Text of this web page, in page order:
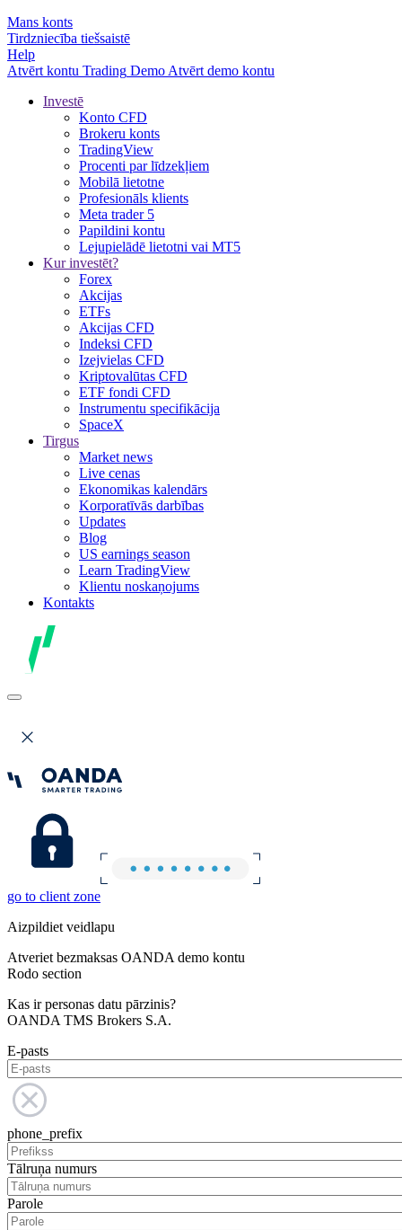
Mans konts
Tirdzniecība tiešsaistē
Help
Atvērt kontu Trading Demo Atvērt demo kontu
Investē
Konto CFD
Brokeru konts
TradingView
Procenti par līdzekļiem
Mobilā lietotne
Profesionāls klients
Meta trader 5
Papildini kontu
Lejupielādē lietotni vai MT5
Kur investēt?
Forex
Akcijas
ETFs
Akcijas CFD
Indeksi CFD
Izejvielas CFD
Kriptovalūtas CFD
ETF fondi CFD
Instrumentu specifikācija
SpaceX
Tirgus
Market news
Live cenas
Ekonomikas kalendārs
Korporatīvās darbības
Updates
Blog
US earnings season
Learn TradingView
Klientu noskaņojums
Kontakts
go to client zone
Aizpildiet veidlapu
Atveriet bezmaksas OANDA demo kontu
Rodo section
Kas ir personas datu pārzinis?
OANDA TMS Brokers S.A.
E-pasts
phone_prefix
Tālruņa numurs
Parole